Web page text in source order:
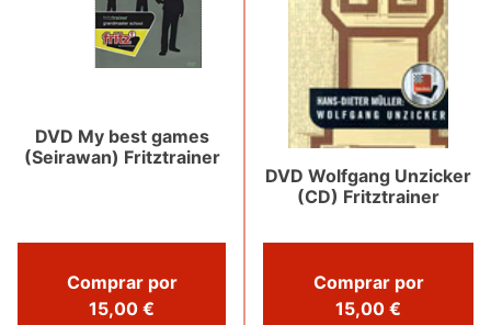
DVD My best games
(Seirawan) Fritztrainer
Comprar por
15,00 €
DVD Wolfgang Unzicker
(CD) Fritztrainer
Comprar por
15,00 €